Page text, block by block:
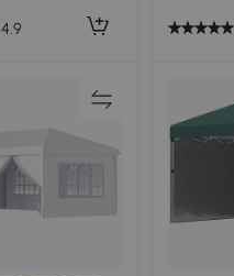
4.9